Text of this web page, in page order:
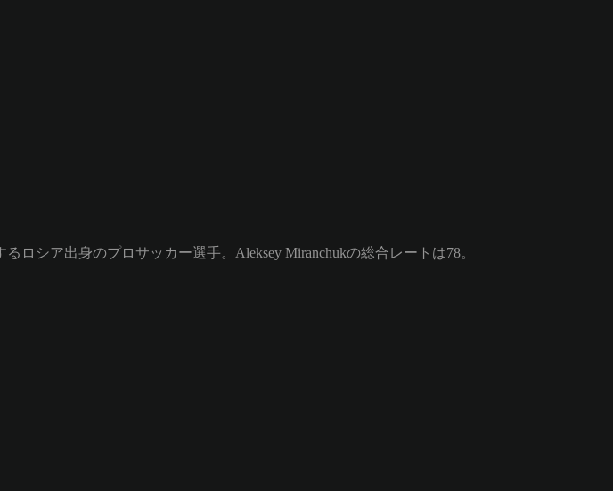
ロシア出身のプロサッカー選手。Aleksey Miranchukの総合レートは78。